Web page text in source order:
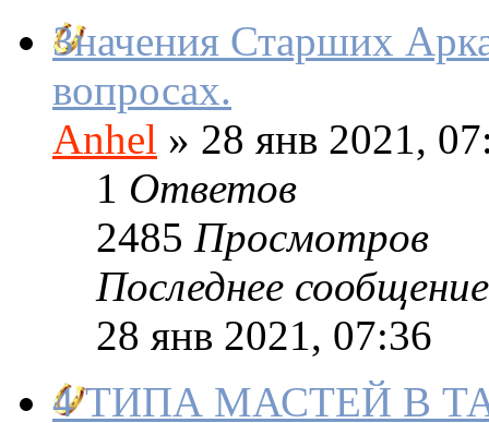
Значения Старших
вопросах.
Anhel » 28 янв 2021,
1 Ответов
2485 Просмотров
Последнее сообщение
28 янв 2021, 07:36
4 ТИПА МАСТЕЙ В